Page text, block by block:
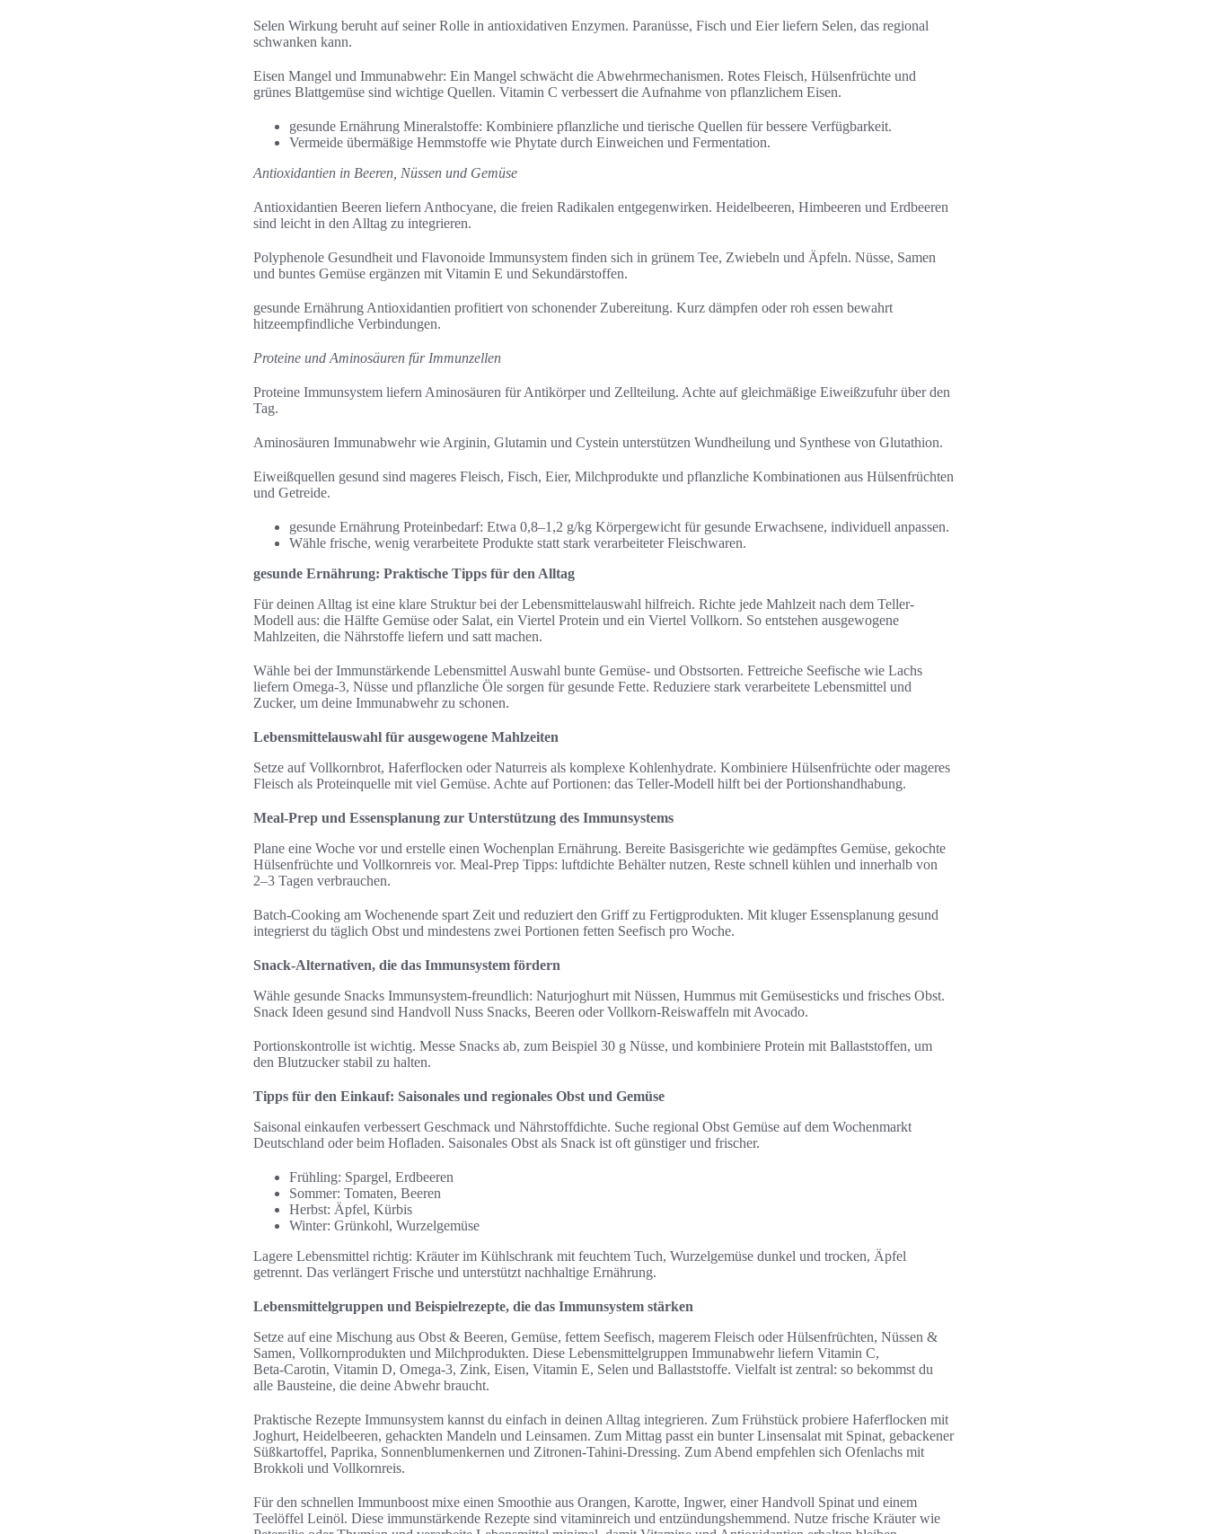
Selen Wirkung beruht auf seiner Rolle in antioxidativen Enzymen. Paranüsse, Fisch und Eier liefern Selen, das regional
schwanken kann.
Eisen Mangel und Immunabwehr: Ein Mangel schwächt die Abwehrmechanismen. Rotes Fleisch, Hülsenfrüchte und
grünes Blattgemüse sind wichtige Quellen. Vitamin C verbessert die Aufnahme von pflanzlichem Eisen.
gesunde Ernährung Mineralstoffe: Kombiniere pflanzliche und tierische Quellen für bessere Verfügbarkeit.
Vermeide übermäßige Hemmstoffe wie Phytate durch Einweichen und Fermentation.
Antioxidantien in Beeren, Nüssen und Gemüse
Antioxidantien Beeren liefern Anthocyane, die freien Radikalen entgegenwirken. Heidelbeeren, Himbeeren und Erdbeeren
sind leicht in den Alltag zu integrieren.
Polyphenole Gesundheit und Flavonoide Immunsystem finden sich in grünem Tee, Zwiebeln und Äpfeln. Nüsse, Samen
und buntes Gemüse ergänzen mit Vitamin E und Sekundärstoffen.
gesunde Ernährung Antioxidantien profitiert von schonender Zubereitung. Kurz dämpfen oder roh essen bewahrt
hitzeempfindliche Verbindungen.
Proteine und Aminosäuren für Immunzellen
Proteine Immunsystem liefern Aminosäuren für Antikörper und Zellteilung. Achte auf gleichmäßige Eiweißzufuhr über den
Tag.
Aminosäuren Immunabwehr wie Arginin, Glutamin und Cystein unterstützen Wundheilung und Synthese von Glutathion.
Eiweißquellen gesund sind mageres Fleisch, Fisch, Eier, Milchprodukte und pflanzliche Kombinationen aus Hülsenfrüchten
und Getreide.
gesunde Ernährung Proteinbedarf: Etwa 0,8–1,2 g/kg Körpergewicht für gesunde Erwachsene, individuell anpassen.
Wähle frische, wenig verarbeitete Produkte statt stark verarbeiteter Fleischwaren.
gesunde Ernährung: Praktische Tipps für den Alltag
Für deinen Alltag ist eine klare Struktur bei der Lebensmittelauswahl hilfreich. Richte jede Mahlzeit nach dem Teller-
Modell aus: die Hälfte Gemüse oder Salat, ein Viertel Protein und ein Viertel Vollkorn. So entstehen ausgewogene
Mahlzeiten, die Nährstoffe liefern und satt machen.
Wähle bei der Immunstärkende Lebensmittel Auswahl bunte Gemüse- und Obstsorten. Fettreiche Seefische wie Lachs
liefern Omega‑3, Nüsse und pflanzliche Öle sorgen für gesunde Fette. Reduziere stark verarbeitete Lebensmittel und
Zucker, um deine Immunabwehr zu schonen.
Lebensmittelauswahl für ausgewogene Mahlzeiten
Setze auf Vollkornbrot, Haferflocken oder Naturreis als komplexe Kohlenhydrate. Kombiniere Hülsenfrüchte oder mageres
Fleisch als Proteinquelle mit viel Gemüse. Achte auf Portionen: das Teller-Modell hilft bei der Portionshandhabung.
Meal-Prep und Essensplanung zur Unterstützung des Immunsystems
Plane eine Woche vor und erstelle einen Wochenplan Ernährung. Bereite Basisgerichte wie gedämpftes Gemüse, gekochte
Hülsenfrüchte und Vollkornreis vor. Meal-Prep Tipps: luftdichte Behälter nutzen, Reste schnell kühlen und innerhalb von
2–3 Tagen verbrauchen.
Batch-Cooking am Wochenende spart Zeit und reduziert den Griff zu Fertigprodukten. Mit kluger Essensplanung gesund
integrierst du täglich Obst und mindestens zwei Portionen fetten Seefisch pro Woche.
Snack-Alternativen, die das Immunsystem fördern
Wähle gesunde Snacks Immunsystem-freundlich: Naturjoghurt mit Nüssen, Hummus mit Gemüsesticks und frisches Obst.
Snack Ideen gesund sind Handvoll Nuss Snacks, Beeren oder Vollkorn-Reiswaffeln mit Avocado.
Portionskontrolle ist wichtig. Messe Snacks ab, zum Beispiel 30 g Nüsse, und kombiniere Protein mit Ballaststoffen, um
den Blutzucker stabil zu halten.
Tipps für den Einkauf: Saisonales und regionales Obst und Gemüse
Saisonal einkaufen verbessert Geschmack und Nährstoffdichte. Suche regional Obst Gemüse auf dem Wochenmarkt
Deutschland oder beim Hofladen. Saisonales Obst als Snack ist oft günstiger und frischer.
Frühling: Spargel, Erdbeeren
Sommer: Tomaten, Beeren
Herbst: Äpfel, Kürbis
Winter: Grünkohl, Wurzelgemüse
Lagere Lebensmittel richtig: Kräuter im Kühlschrank mit feuchtem Tuch, Wurzelgemüse dunkel und trocken, Äpfel
getrennt. Das verlängert Frische und unterstützt nachhaltige Ernährung.
Lebensmittelgruppen und Beispielrezepte, die das Immunsystem stärken
Setze auf eine Mischung aus Obst & Beeren, Gemüse, fettem Seefisch, magerem Fleisch oder Hülsenfrüchten, Nüssen &
Samen, Vollkornprodukten und Milchprodukten. Diese Lebensmittelgruppen Immunabwehr liefern Vitamin C,
Beta‑Carotin, Vitamin D, Omega‑3, Zink, Eisen, Vitamin E, Selen und Ballaststoffe. Vielfalt ist zentral: so bekommst du
alle Bausteine, die deine Abwehr braucht.
Praktische Rezepte Immunsystem kannst du einfach in deinen Alltag integrieren. Zum Frühstück probiere Haferflocken mit
Joghurt, Heidelbeeren, gehackten Mandeln und Leinsamen. Zum Mittag passt ein bunter Linsensalat mit Spinat, gebackener
Süßkartoffel, Paprika, Sonnenblumenkernen und Zitronen‑Tahini‑Dressing. Zum Abend empfehlen sich Ofenlachs mit
Brokkoli und Vollkornreis.
Für den schnellen Immunboost mixe einen Smoothie aus Orangen, Karotte, Ingwer, einer Handvoll Spinat und einem
Teelöffel Leinöl. Diese immunstärkende Rezepte sind vitaminreich und entzündungshemmend. Nutze frische Kräuter wie